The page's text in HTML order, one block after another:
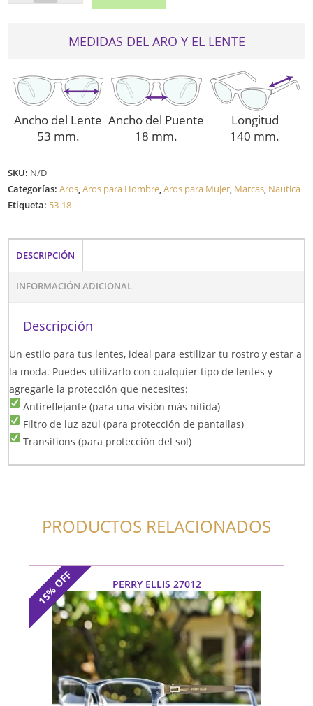
8187
MEDIDAS DEL ARO Y EL LENTE
Ancho del Lente
53 mm.
Ancho del Puente
18 mm.
Longitud
140 mm.
SKU: N/D
Categorías:Aros,Aros para Hombre,Aros para Mujer, Marcas, Nautica
Etiqueta: 53-18
DESCRIPCIÓN
INFORMACIÓN ADICIONAL
Descripción
Un estilo para tus lentes, ideal para estilizar tu rostro y estar a
la moda. Puedes utilizarlo con cualquier tipo de lentes y
agregarle la protección que necesites:
Antireflejante (para una visión más nítida)
Filtro de luz azul (para protección de pantallas)
Transitions (para protección del sol)
PRODUCTOS RELACIONADOS
15%
OFF PERRY ELLIS 27012